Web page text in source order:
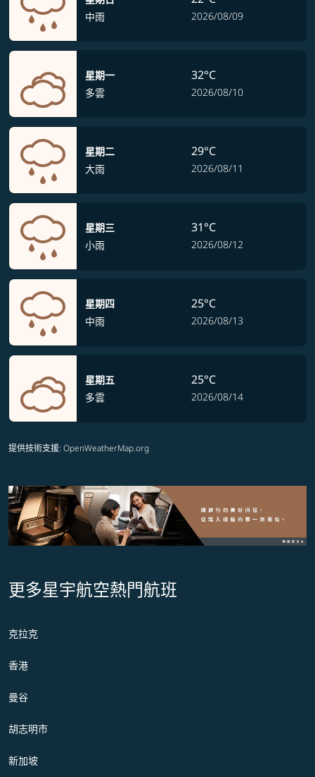
中雨
2026/08/09
星期一
多雲
32°C
2026/08/10
星期二
大雨
29°C
2026/08/11
星期三
小雨
31°C
2026/08/12
星期四
中雨
25°C
2026/08/13
星期五
多雲
25°C
2026/08/14
提供技術支援: OpenWeatherMap.org
更多星宇航空熱門航班
克拉克
香港
曼谷
胡志明市
新加坡